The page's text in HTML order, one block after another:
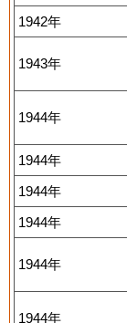
1942年
1943年
1944年
1944年
1944年
1944年
1944年
1944年